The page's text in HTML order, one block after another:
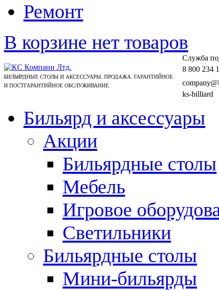
Ремонт
В корзине нет товаров
БИЛЬЯРДНЫЕ СТОЛЫ И АКСЕССУАРЫ. ПРОДАЖА. ГАРАНТИЙНОЕ
И ПОСТГАРАНТИЙНОЕ ОБСЛУЖИВАНИЕ.
Cлужба
8 800 234
ks-billiard
Бильярд и аксессуары
Акции
Бильярдные столы
Мебель
Игровое
Светильники
Бильярдные столы
Мини-бильярды